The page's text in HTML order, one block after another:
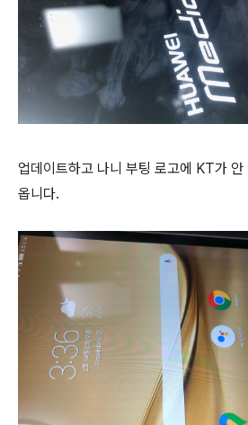
업데이트하고 나니 부팅 로고에 KT가
옵니다.